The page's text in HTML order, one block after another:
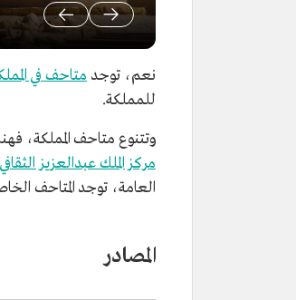
نعم، توجد متاحف في
للمملكة.
وتتنوع متاحف المملكة، فهناك المتاحف
مركز الملك عبدالعزيز
العامة، توجد المتاحف الخاصة المملوكة
المصادر